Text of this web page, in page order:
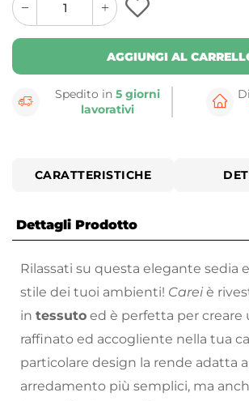
quantity
button
quantity
minus
button
AGGIUNGI AL
Spedito in5 giorni
lavorativi
CARATTERISTICHE
Dettagli Prodotto
Rilassati su questa elegante sedia
stile dei tuoi ambienti! Careiè
in tessuto ed è perfetta per creare
raffinato ed accogliente nella tua
particolare design la rende adatta
arredamento più semplici, ma